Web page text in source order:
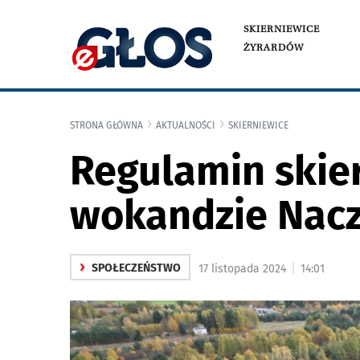
SKIERNIEWICE
ŻYRARDÓW
STRONA GŁÓWNA AKTUALNOŚCI SKIERNIEWICE
Regulamin
wokandzie
› SPOŁECZEŃSTWO 17 listopada 2024 14:01